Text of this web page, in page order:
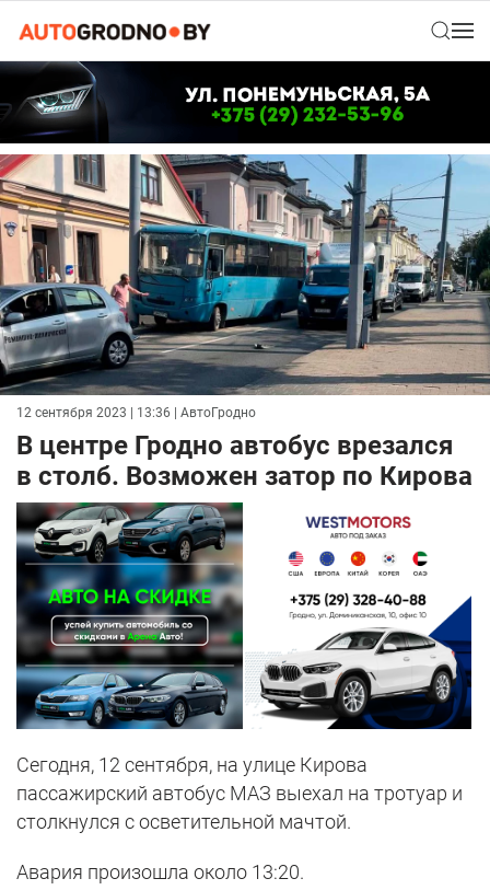
12 сентября 2023 | 13:36 | АвтоГродно
В центре Гродно автобус врезался
в столб. Возможен затор по Кирова
Сегодня, 12 сентября, на улице Кирова
пассажирский автобус МАЗ выехал на тротуар и
столкнулся с осветительной мачтой.
Авария произошла около 13:20.